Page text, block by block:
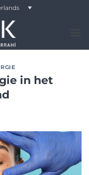
in het